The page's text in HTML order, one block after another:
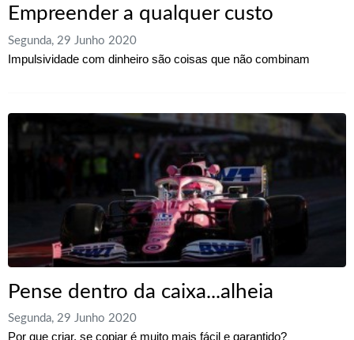
Empreender a qualquer custo
Segunda, 29 Junho 2020
Impulsividade com dinheiro são coisas que não combinam
Pense dentro da caixa...alheia
Segunda, 29 Junho 2020
Por que criar, se copiar é muito mais fácil e garantido?